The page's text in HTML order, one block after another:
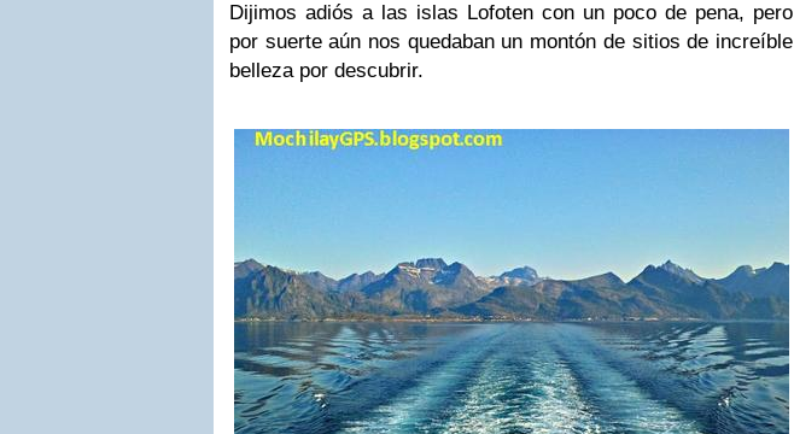
Dijimos adiós a las islas Lofoten con un poco de pena, pero
por suerte aún nos quedaban un montón de sitios de increíble
belleza por descubrir.